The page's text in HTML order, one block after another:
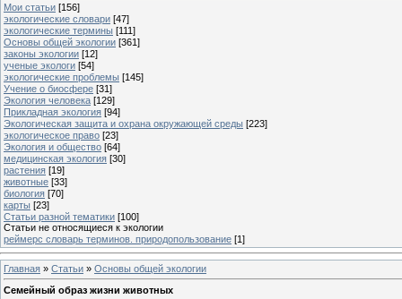
Мои статьи [156]
экологические словари [47]
экологические термины [111]
Основы общей экологии [361]
законы экологии [12]
ученые экологи [54]
экологические проблемы [145]
Учение о биосфере [31]
Экология человека [129]
Прикладная экология [94]
Экологическая защита и охрана окружающей среды [223]
экологическое право [23]
Экология и общество [64]
медицинская экология [30]
растения [19]
животные [33]
биология [70]
карты [23]
Статьи разной тематики [100]
Статьи не относящиеся к экологии
реймерс словарь терминов. природопользование [1]
Главная » Статьи » Основы общей экологии
Семейный образ жизни животных